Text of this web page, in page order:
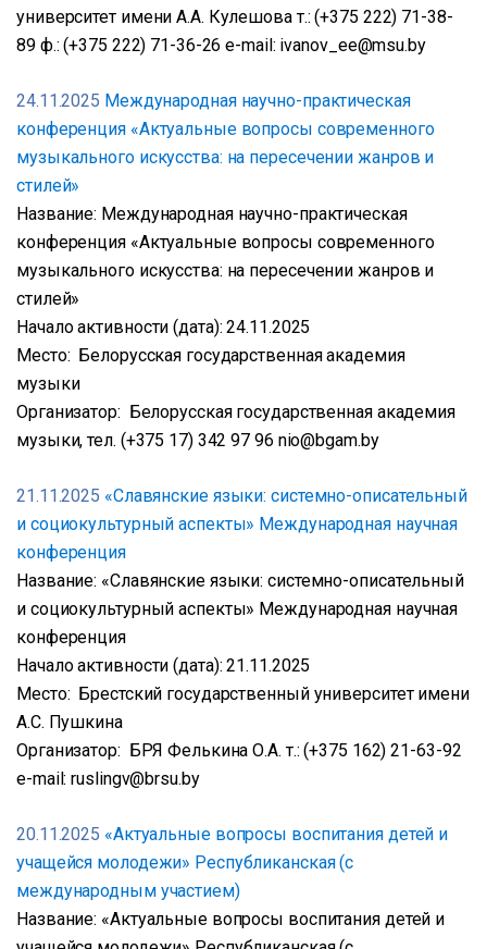
университет имени А.А. Кулешова т.: (+375 222) 71-38-
89 ф.: (+375 222) 71-36-26 е-mail: ivanov_ee@msu.by
24.11.2025 Международная научно-практическая
конференция «Актуальные вопросы современного
музыкального искусства: на пересечении жанров и
стилей»
Название: Международная научно-практическая
конференция «Актуальные вопросы современного
музыкального искусства: на пересечении жанров и
стилей»
Начало активности (дата): 24.11.2025
Место: Белорусская государственная академия
музыки
Организатор: Белорусская государственная академия
музыки, тел. (+375 17) 342 97 96 nio@bgam.by
21.11.2025 «Славянские языки: системно-описательный
и социокультурный аспекты» Международная научная
конференция
Название: «Славянские языки: системно-описательный
и социокультурный аспекты» Международная научная
конференция
Начало активности (дата): 21.11.2025
Место: Брестский государственный университет имени
А.С. Пушкина
Организатор: БРЯ Фелькина О.А. т.: (+375 162) 21-63-92
e-mail: ruslingv@brsu.by
20.11.2025 «Актуальные вопросы воспитания детей и
учащейся молодежи» Республиканская (с
международным участием)
Название: «Актуальные вопросы воспитания детей и